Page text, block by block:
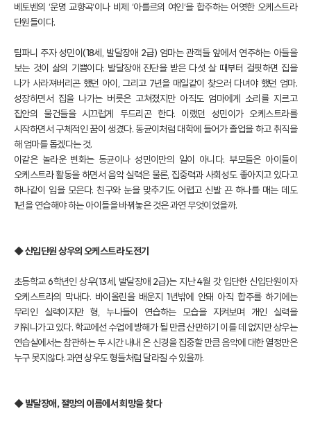
베토벤의 ‘운명 교향곡‘이나 비제 ‘아를르의 여인‘을 합주하는 어엿한 오케스트라
단원들이다.
팀파니 주자 성민이(18세, 발달장애 2급) 엄마는 관객들 앞에서 연주하는 아들을
보는 것이 삶의 기쁨이다. 발달장애 진단을 받은 다섯 살 때부터 걸핏하면 집을
나가 사라져버리곤 했던 아이, 그리고 7년을 매일같이 찾으러 다녀야 했던 엄마.
성장하면서 집을 나가는 버릇은 고쳐졌지만 아직도 엄마에게 소리를 지르고
집안의 물건들을 시끄럽게 두드리곤 한다. 이랬던 성민이가 오케스트라를
시작하면서 구체적인 꿈이 생겼다. 동균이처럼 대학에 들어가 졸업을 하고 취직을
해 엄마를 돕겠다는 것.
이같은 놀라운 변화는 동균이나 성민이만의 일이 아니다. 부모들은 아이들이
오케스트라 활동을 하면서 음악 실력은 물론, 집중력과 사회성도 좋아지고 있다고
하나같이 입을 모은다. 친구와 눈을 맞추기도 어렵고 신발 끈 하나를 매는 데도
1년을 연습해야 하는 아이들을 바꿔놓은 것은 과연 무엇이었을까.
◆ 신입단원 상우의 오케스트라 도전기
초등학교 6학년인 상우(13세, 발달장애 2급)는 지난 4월 갓 입단한 신입단원이자
오케스트라의 막내다. 바이올린을 배운지 1년밖에 안돼 아직 합주를 하기에는
무리인 실력이지만 형, 누나들이 연습하는 모습을 지켜보며 개인 실력을
키워나가고 있다. 학교에선 수업에 방해가 될 만큼 산만하기 이를 데 없지만 상우는
연습실에서는 참관하는 두 시간 내내 온 신경을 집중할 만큼 음악에 대한 열정만은
누구 못지않다. 과연 상우도 형들처럼 달라질 수 있을까.
◆ 발달장애, 절망의 이름에서 희망을 찾다